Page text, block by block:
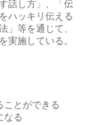
話し方」、「伝
ハッキリ伝える
」等を通じて、
実施している。
ことができる
なる